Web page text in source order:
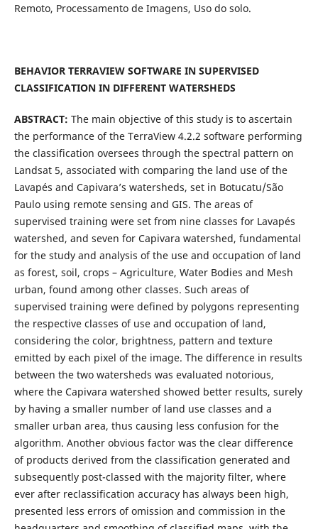
Remoto, Processamento de Imagens, Uso do solo.
BEHAVIOR TERRAVIEW SOFTWARE IN SUPERVISED
CLASSIFICATION IN DIFFERENT WATERSHEDS
ABSTRACT: The main objective of this study is to ascertain
the performance of the TerraView 4.2.2 software performing
the classification oversees through the spectral pattern on
Landsat 5, associated with comparing the land use of the
Lavapés and Capivara’s watersheds, set in Botucatu/São
Paulo using remote sensing and GIS. The areas of
supervised training were set from nine classes for Lavapés
watershed, and seven for Capivara watershed, fundamental
for the study and analysis of the use and occupation of land
as forest, soil, crops – Agriculture, Water Bodies and Mesh
urban, found among other classes. Such areas of
supervised training were defined by polygons representing
the respective classes of use and occupation of land,
considering the color, brightness, pattern and texture
emitted by each pixel of the image. The difference in results
between the two watersheds was evaluated notorious,
where the Capivara watershed showed better results, surely
by having a smaller number of land use classes and a
smaller urban area, thus causing less confusion for the
algorithm. Another obvious factor was the clear difference
of products derived from the classification generated and
subsequently post-classed with the majority filter, where
ever after reclassification accuracy has always been high,
presented less errors of omission and commission in the